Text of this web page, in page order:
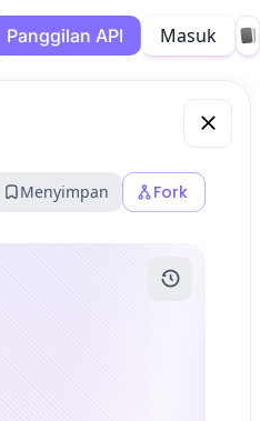
Panggilan API Masuk
Menyimpan Fork